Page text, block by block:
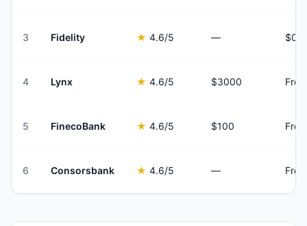
3 Fidelity ★ 4.6/5 — $0
4 Lynx ★ 4.6/5 $3000
5 FinecoBank ★ 4.6/5 $100
6 Consorsbank ★ 4.6/5 —